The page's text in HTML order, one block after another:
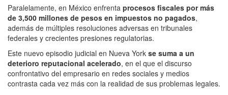
Paralelamente, en México enfrenta procesos fiscales por más
de 3,500 millones de pesos en impuestos no pagados,
además de múltiples resoluciones adversas en tribunales
federales y crecientes presiones regulatorias.
Este nuevo episodio judicial en Nueva York se suma a un
deterioro reputacional acelerado, en el que el discurso
confrontativo del empresario en redes sociales y medios
contrasta cada vez más con la realidad de sus problemas legales.